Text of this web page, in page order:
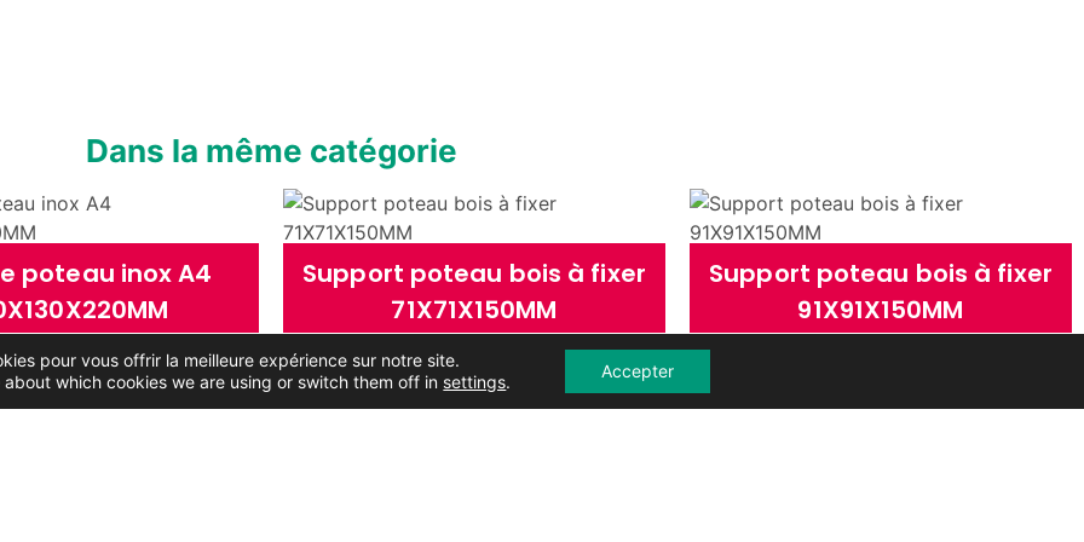
Dans la même catégorie
poteau inox A4
au devis
Support poteau bois à fixer
71X71X150MM
Ajouter au devis
Support poteau bois à fixer
91X91X150MM
pour vous offrir la meilleure expérience sur notre site.
which cookies we are using or switch them off in settings.
Accepter